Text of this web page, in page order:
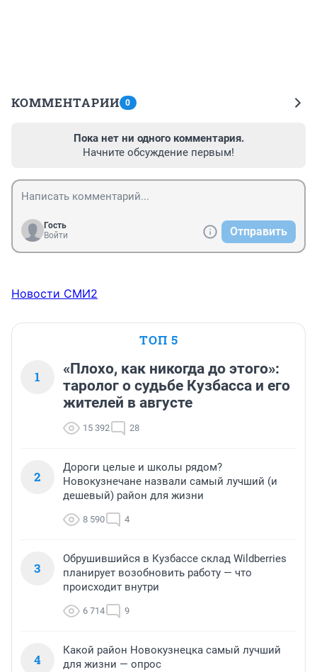
КОММЕНТАРИИ 0
Пока нет ни одного комментария.
Начните обсуждение первым!
Гость
Войти
Отправить
Новости СМИ2
ТОП 5
1
«Плохо, как никогда до этого»:
таролог о судьбе Кузбасса и его
жителей в августе
15 392 28
2
Дороги целые и школы рядом?
Новокузнечане назвали самый лучший (и
дешевый) район для жизни
8 590 4
3
Обрушившийся в Кузбассе склад Wildberries
планирует возобновить работу — что
происходит внутри
6 714 9
4
Какой район Новокузнецка самый лучший
для жизни — опрос